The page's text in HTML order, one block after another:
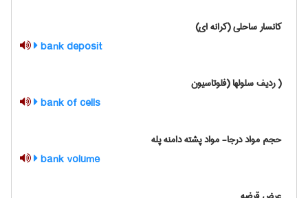
کانسار ساحلی (کرانه ای)
bank deposit
( ردیف سلولها (فلوتاسیون
bank of cells
حجم مواد درجا- مواد پشته دامنه پله
bank volume